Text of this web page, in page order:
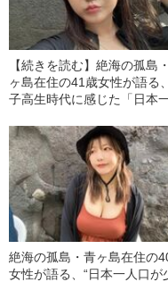
【続きを読む】絶海の孤島
ヶ島在住の41歳女性が語る
子高生時代に感じた「日本一
定的な違い”「青ヶ島では全
見知りだったけど…」
絶海の孤島・青ヶ島在住の
女性が語る、“日本一人口が